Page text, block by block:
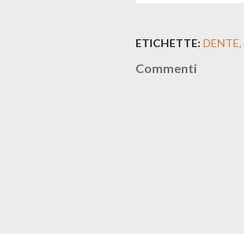
ETICHETTE: DENTE
Commenti